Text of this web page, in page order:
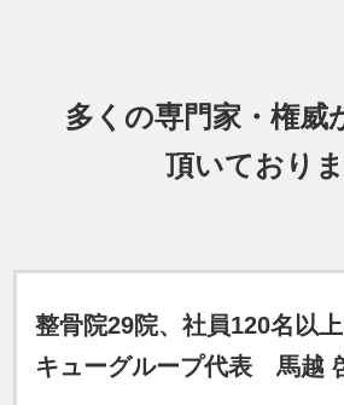
多くの専門家・権威
頂いており
整骨院29院、社員120名以
キューグループ代表 馬越